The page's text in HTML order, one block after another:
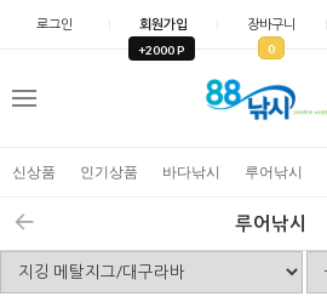
로그인 회원가입
+2000 P
장바구니
0
신상품 인기상품 바다낚시 루어낚시
루어낚시